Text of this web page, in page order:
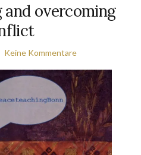
overcoming
Keine Kommentare